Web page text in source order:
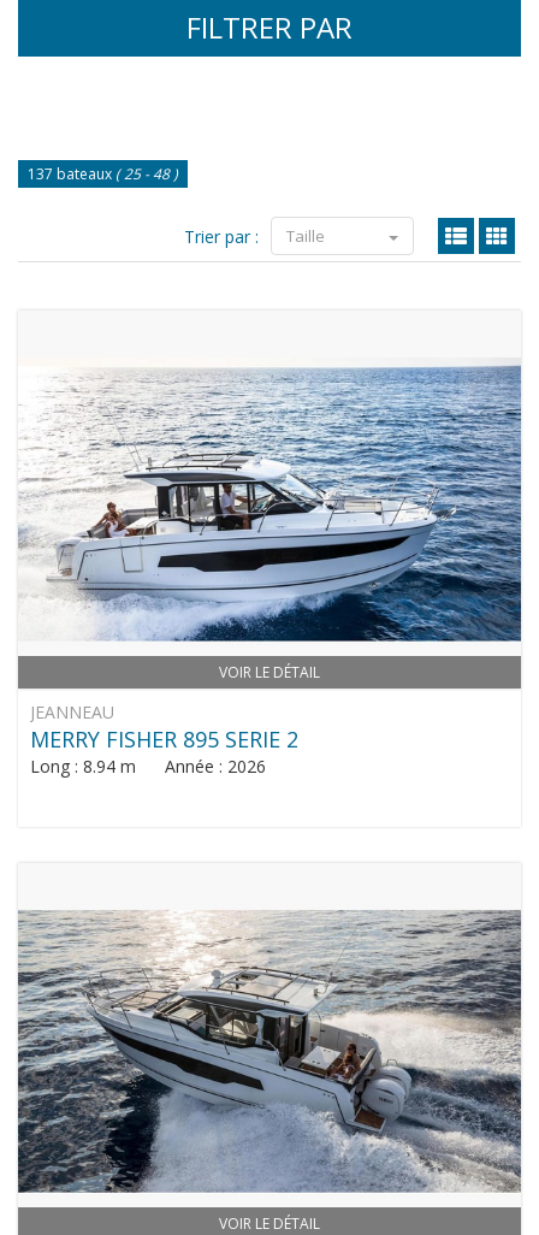
FILTRER PAR
137 bateaux ( 25 - 48 )
Trier par : Taille
VOIR LE DÉTAIL
JEANNEAU
MERRY FISHER 895 SERIE 2
Long : 8.94 m Année : 2026
VOIR LE DÉTAIL